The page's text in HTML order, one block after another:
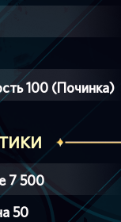
100 (Починка)
7 500
50